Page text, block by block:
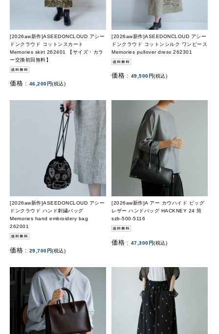
[2026aw新作]ASEEDONCLOUD アシー
ドンクラウド コットンスカート
Memories skirt 262401 【サイズ・カラ
ー交換初回無料】
価格 : 46,200円(税込)
[2026aw新作]ASEEDONCLOUD アシー
ドンクラウド コットンシルク ワンピース
Memories pullover dress 262301
価格 : 49,500円(税込)
[2026aw新作]ASEEDONCLOUD アシー
ドンクラウド ハンド刺繍バッグ
Memories hand embroidery bag
262001
価格 : 29,700円(税込)
[2026aw新作]A アー カウハイド ピッグ
レザー ハンドバッグ HACKNEY 24 筒
szb-500-5116
価格 : 47,300円(税込)